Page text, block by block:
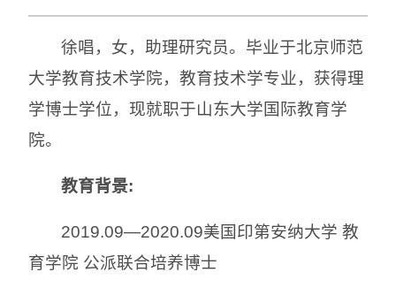
徐唱，女，助理研究员。毕业于北京师范
大学教育技术学院，教育技术学专业，获得理
学博士学位，现就职于山东大学国际教育学
院。
教育背景:
2019.09—2020.09美国印第安纳大学 教
育学院 公派联合培养博士